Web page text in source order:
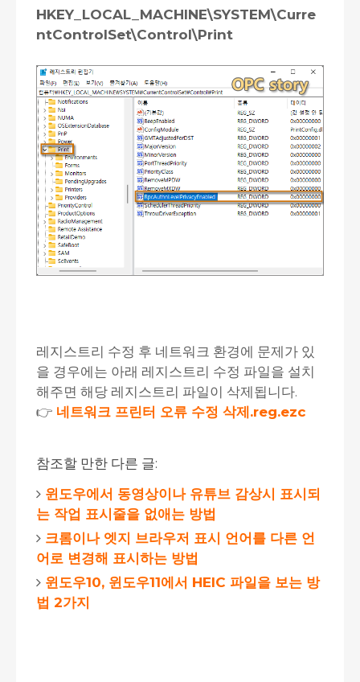
HKEY_LOCAL_MACHINE\SYSTEM\Curre
ntControlSet\Control\Print
레지스트리 수정 후 네트워크 환경에 문제가 있
을 경우에는 아래 레지스트리 수정 파일을 설치
해주면 해당 레지스트리 파일이 삭제됩니다.
👉 네트워크 프린터 오류 수정 삭제.reg.ezc
참조할 만한 다른 글:
윈도우에서 동영상이나 유튜브 감상시 표시되
는 작업 표시줄을 없애는 방법
크롬이나 엣지 브라우저 표시 언어를 다른 언
어로 변경해 표시하는 방법
윈도우10, 윈도우11에서 HEIC 파일을 보는 방
법 2가지